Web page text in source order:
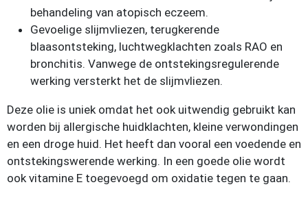
behandeling van atopisch eczeem.
Gevoelige slijmvliezen, terugkerende
blaasontsteking, luchtwegklachten zoals RAO en
bronchitis. Vanwege de ontstekingsregulerende
werking versterkt het de slijmvliezen.
Deze olie is uniek omdat het ook uitwendig gebruikt kan
worden bij allergische huidklachten, kleine verwondingen
en een droge huid. Het heeft dan vooral een voedende en
ontstekingswerende werking. In een goede olie wordt
ook vitamine E toegevoegd om oxidatie tegen te gaan.